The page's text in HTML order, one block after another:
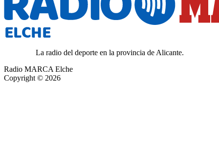
La radio del deporte en la provincia de Alicante.
Radio MARCA Elche
Copyright © 2026